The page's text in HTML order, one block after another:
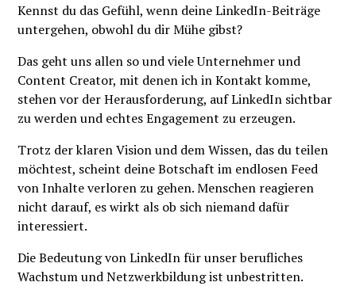
Kennst du das Gefühl, wenn deine LinkedIn-Beiträge
untergehen, obwohl du dir Mühe gibst?
Das geht uns allen so und viele Unternehmer und
Content Creator, mit denen ich in Kontakt komme,
stehen vor der Herausforderung, auf LinkedIn sichtbar
zu werden und echtes Engagement zu erzeugen.
Trotz der klaren Vision und dem Wissen, das du teilen
möchtest, scheint deine Botschaft im endlosen Feed
von Inhalte verloren zu gehen. Menschen reagieren
nicht darauf, es wirkt als ob sich niemand dafür
interessiert.
Die Bedeutung von LinkedIn für unser berufliches
Wachstum und Netzwerkbildung ist unbestritten.